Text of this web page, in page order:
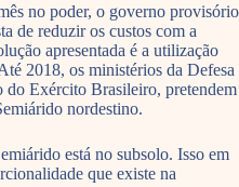
no poder, o governo provisório
de reduzir os custos com a
apresentada é a utilização
2018, os ministérios da Defesa
do Exército Brasileiro, pretendem
nordestino.
está no subsolo. Isso em
que existe na